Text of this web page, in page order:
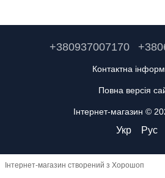
+380937007170
Контактна
Повна версія
Інтернет-магазин ©
Укр Рус
Інтернет-магазин створений з Хорошоп